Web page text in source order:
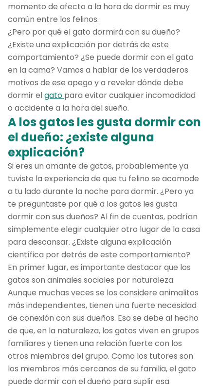
momento de afecto a la hora de dormir es muy
común entre los felinos.
¿Pero por qué el gato dormirá con su dueño?
¿Existe una explicación por detrás de este
comportamiento? ¿Se puede dormir con el gato
en la cama? Vamos a hablar de los verdaderos
motivos de ese apego y a revelar dónde debe
dormir elgato para evitar cualquier incomodidad
o accidente a la hora del sueño.
A los gatos les gusta dormir con
el dueño: ¿existe alguna
explicación?
Si eres un amante de gatos, probablemente ya
tuviste la experiencia de que tu felino se acomode
a tu lado durante la noche para dormir. ¿Pero ya
te preguntaste por qué a los gatos les gusta
dormir con sus dueños? Al fin de cuentas, podrían
simplemente elegir cualquier otro lugar de la casa
para descansar. ¿Existe alguna explicación
científica por detrás de este comportamiento?
En primer lugar, es importante destacar que los
gatos son animales sociales por naturaleza.
Aunque muchas veces se los considere animalitos
más independientes, tienen una fuerte necesidad
de conexión con sus dueños. Eso se debe al hecho
de que, en la naturaleza, los gatos viven en grupos
familiares y tienen una relación fuerte con los
otros miembros del grupo. Como los tutores son
los miembros más cercanos de su familia, el gato
puede dormir con el dueño para suplir esa